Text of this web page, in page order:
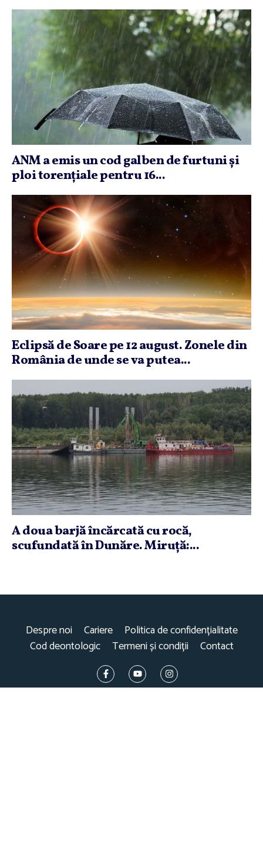
ANM a emis un cod galben de furtuni şi
ploi torenţiale pentru 16...
Eclipsă de Soare pe 12 august. Zonele din
România de unde se va putea...
A doua barjă încărcată cu rocă,
scufundată în Dunăre. Miruţă:...
Despre noi Cariere
Politica de confidențialitate
Cod deontologic
Termeni și condiții Contact